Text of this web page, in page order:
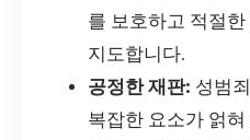
를 보호하고 적절
지도합니다.
공정한 재판: 성범
복잡한 요소가 얽